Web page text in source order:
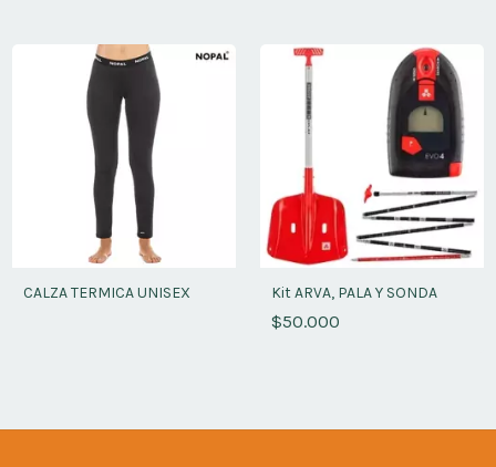
CALZA TERMICA UNISEX Kit ARVA, PALA Y SONDA
$50.000